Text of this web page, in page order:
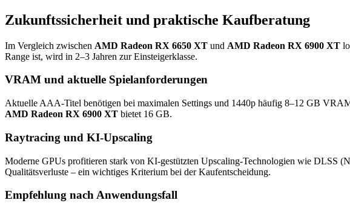
Zukunftssicherheit und praktische Kaufberatung
Im Vergleich zwischen AMD Radeon RX 6650 XT und AMD Radeon RX 6900 XT
Range ist, wird in 2–3 Jahren zur Einsteigerklasse.
VRAM und aktuelle Spielanforderungen
Aktuelle AAA-Titel benötigen bei maximalen Settings und 1440p häufig 8–12 GB
AMD Radeon RX 6900 XT bietet 16 GB.
Raytracing und KI-Upscaling
Moderne GPUs profitieren stark von KI-gestützten Upscaling-Technologien wie DLSS
Qualitätsverluste – ein wichtiges Kriterium bei der Kaufentscheidung.
Empfehlung nach Anwendungsfall